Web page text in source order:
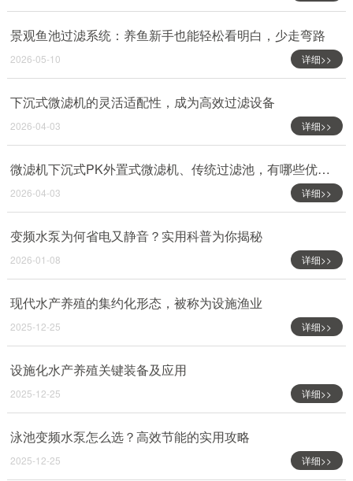
景观鱼池过滤系统：养鱼新手也能轻松看明白，少走弯路
2026-05-10 详细>>
下沉式微滤机的灵活适配性，成为高效过滤设备
2026-04-03 详细>>
微滤机下沉式PK外置式微滤机、传统过滤池，有哪些优点？
2026-04-03 详细>>
变频水泵为何省电又静音？实用科普为你揭秘
2026-01-08 详细>>
现代水产养殖的集约化形态，被称为设施渔业
2025-12-25 详细>>
设施化水产养殖关键装备及应用
2025-12-25 详细>>
泳池变频水泵怎么选？高效节能的实用攻略
2025-12-25 详细>>